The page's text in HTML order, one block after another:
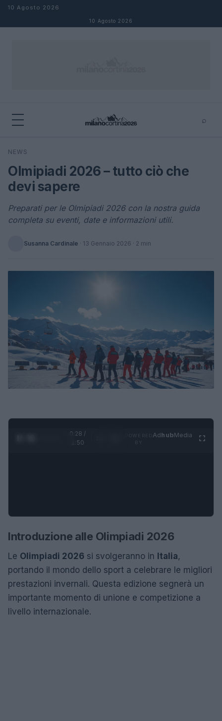
Salta al contenuto
10 Agosto 2026
10 Agosto 2026
⌕
Cerca
NEWS
Olmipiadi 2026 – tutto ciò che
devi sapere
Preparati per le Olmipiadi 2026 con la nostra guida
completa su eventi, date e informazioni utili.
Susanna Cardinale · 13 Gennaio 2026 · 2 min
0:28 /
1:50
AdhubMedia
Introduzione alle Olimpiadi 2026
Le Olimpiadi 2026 si svolgeranno in Italia,
portando il mondo dello sport a celebrare le migliori
prestazioni invernali. Questa edizione segnerà un
importante momento di unione e competizione a
livello internazionale.